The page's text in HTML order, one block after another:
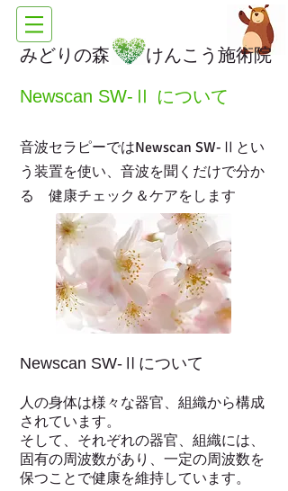
みどりの森 けんこう施術院
Newscan SW-Ⅱ について
音波セラピーではNewscan SW-Ⅱ とい
う装置を使い、音波を聞くだけで分か
る 健康チェック＆ケアをします
Newscan SW-Ⅱについて
人の身体は様々な器官、組織から構成
されています。
そして、それぞれの器官、組織には、
固有の周波数があり、一定の周波数を
保つことで健康を維持しています。